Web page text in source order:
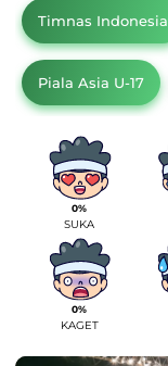
Timnas Indonesia
Piala Asia U-17
0%
SUKA
0%
KAGET